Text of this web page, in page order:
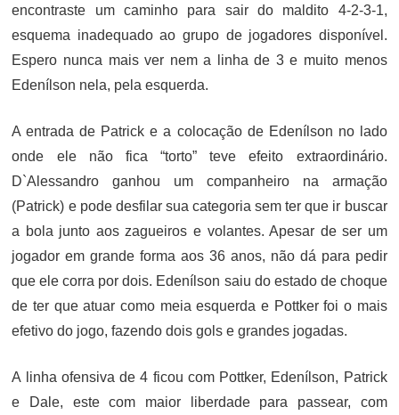
encontraste um caminho para sair do maldito 4-2-3-1,
esquema inadequado ao grupo de jogadores disponível.
Espero nunca mais ver nem a linha de 3 e muito menos
Edenílson nela, pela esquerda.
A entrada de Patrick e a colocação de Edenílson no lado
onde ele não fica “torto” teve efeito extraordinário.
D`Alessandro ganhou um companheiro na armação
(Patrick) e pode desfilar sua categoria sem ter que ir buscar
a bola junto aos zagueiros e volantes. Apesar de ser um
jogador em grande forma aos 36 anos, não dá para pedir
que ele corra por dois. Edenílson saiu do estado de choque
de ter que atuar como meia esquerda e Pottker foi o mais
efetivo do jogo, fazendo dois gols e grandes jogadas.
A linha ofensiva de 4 ficou com Pottker, Edenílson, Patrick
e Dale, este com maior liberdade para passear, com